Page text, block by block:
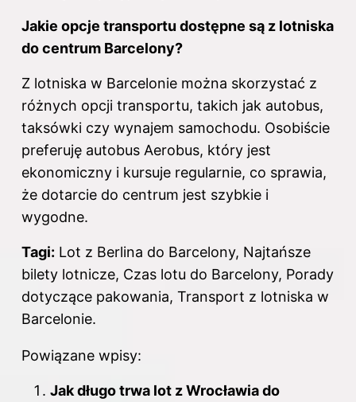
Jakie opcje transportu dostępne są z lotniska
do centrum Barcelony?
Z lotniska w Barcelonie można skorzystać z
różnych opcji transportu, takich jak autobus,
taksówki czy wynajem samochodu. Osobiście
preferuję autobus Aerobus, który jest
ekonomiczny i kursuje regularnie, co sprawia,
że dotarcie do centrum jest szybkie i
wygodne.
Tagi: Lot z Berlina do Barcelony, Najtańsze
bilety lotnicze, Czas lotu do Barcelony, Porady
dotyczące pakowania, Transport z lotniska w
Barcelonie.
Powiązane wpisy:
Jak długo trwa lot z Wrocławia do